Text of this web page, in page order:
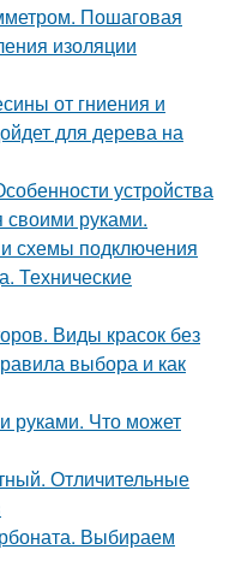
Пошаговая
изоляции
от гниения и
для дерева на
устройства
своими руками.
схемы подключения
Технические
Виды красок без
выбора и как
руками. Что может
Отличительные
Выбираем